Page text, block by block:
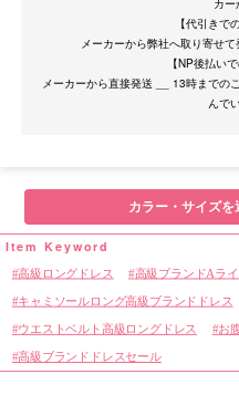
カー
【代引きで
メーカーから弊社へ取り寄せ
【NP後払い
メーカーから直接発送 __ 13時までの
カラー・サイズ
高級ロングドレス 高級ブランドAラ
キャミソールロング高級ブランドドレス
ウエストベルト高級ロングドレス お
高級ブランドドレスセール